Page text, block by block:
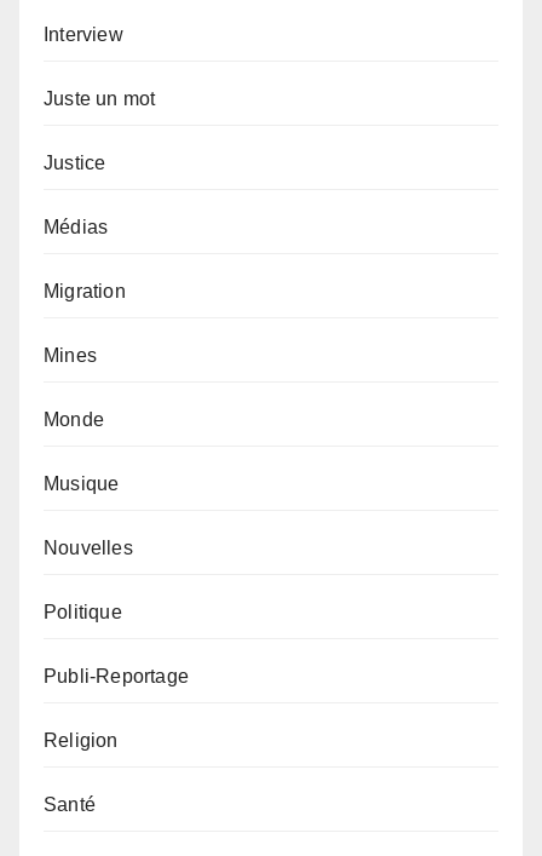
Interview
Juste un mot
Justice
Médias
Migration
Mines
Monde
Musique
Nouvelles
Politique
Publi-Reportage
Religion
Santé